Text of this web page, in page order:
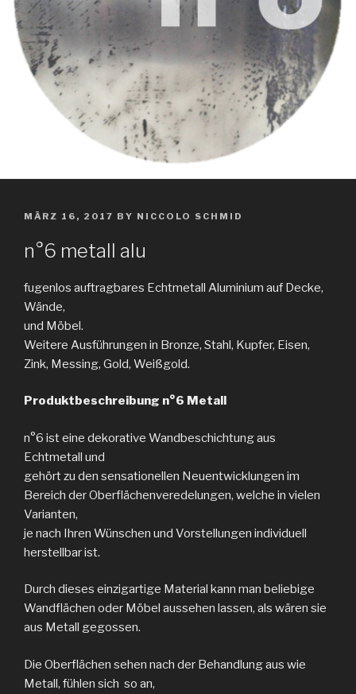
POSTED
MÄRZ 16, 2017 BY NICCOLO SCHMID
n°6 metall alu
fugenlos auftragbares Echtmetall Aluminium auf Decke,
Wände,
und Möbel.
Weitere Ausführungen in Bronze, Stahl, Kupfer, Eisen,
Zink, Messing, Gold, Weißgold.
Produktbeschreibung n°6 Metall
n°6 ist eine dekorative Wandbeschichtung aus
Echtmetall und
gehört zu den sensationellen Neuentwicklungen im
Bereich der Oberflächenveredelungen, welche in vielen
Varianten,
je nach Ihren Wünschen und Vorstellungen individuell
herstellbar ist.
Durch dieses einzigartige Material kann man beliebige
Wandflächen oder Möbel aussehen lassen, als wären sie
aus Metall gegossen.
Die Oberflächen sehen nach der Behandlung aus wie
Metall, fühlen sich so an,